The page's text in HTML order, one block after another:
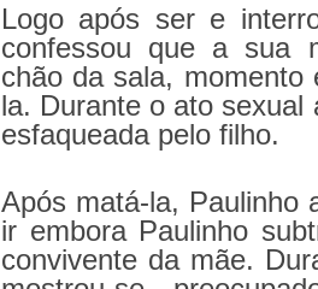
Logo após ser e
confessou que a sua
chão da sala, momento
la. Durante o ato
esfaqueada pelo filho.
Após matá-la, Paulinho
ir embora Paulinho
convivente da mãe.